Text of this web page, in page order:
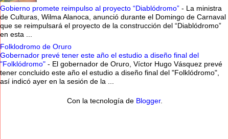
Gobierno promete reimpulso al proyecto “Diablódromo” - La ministra
de Culturas, Wilma Alanoca, anunció durante el Domingo de Carnaval
que se reimpulsará el proyecto de la construcción del “Diablódromo”
en esta ...
Folklodromo de Oruro
Gobernador prevé tener este año el estudio a diseño final del
"Folklódromo" - El gobernador de Oruro, Víctor Hugo Vásquez prevé
tener concluido este año el estudio a diseño final del "Folklódromo",
así indicó ayer en la sesión de la ...
Con la tecnología de Blogger.